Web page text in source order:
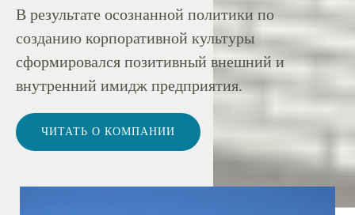
В результате осознанной политики по
созданию корпоративной культуры
сформировался позитивный внешний и
внутренний имидж предприятия.
ЧИТАТЬ О КОМПАНИИ